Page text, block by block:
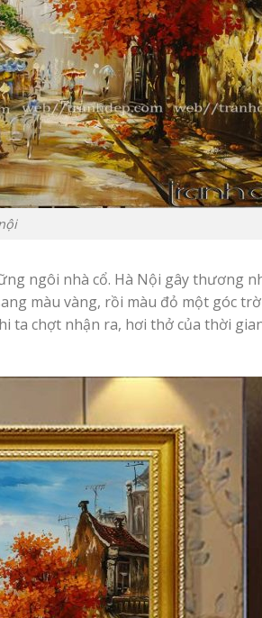
ngôi nhà cổ. Hà Nội gây thương
màu vàng, rồi màu đỏ một góc
ta chợt nhận ra, hơi thở của thời